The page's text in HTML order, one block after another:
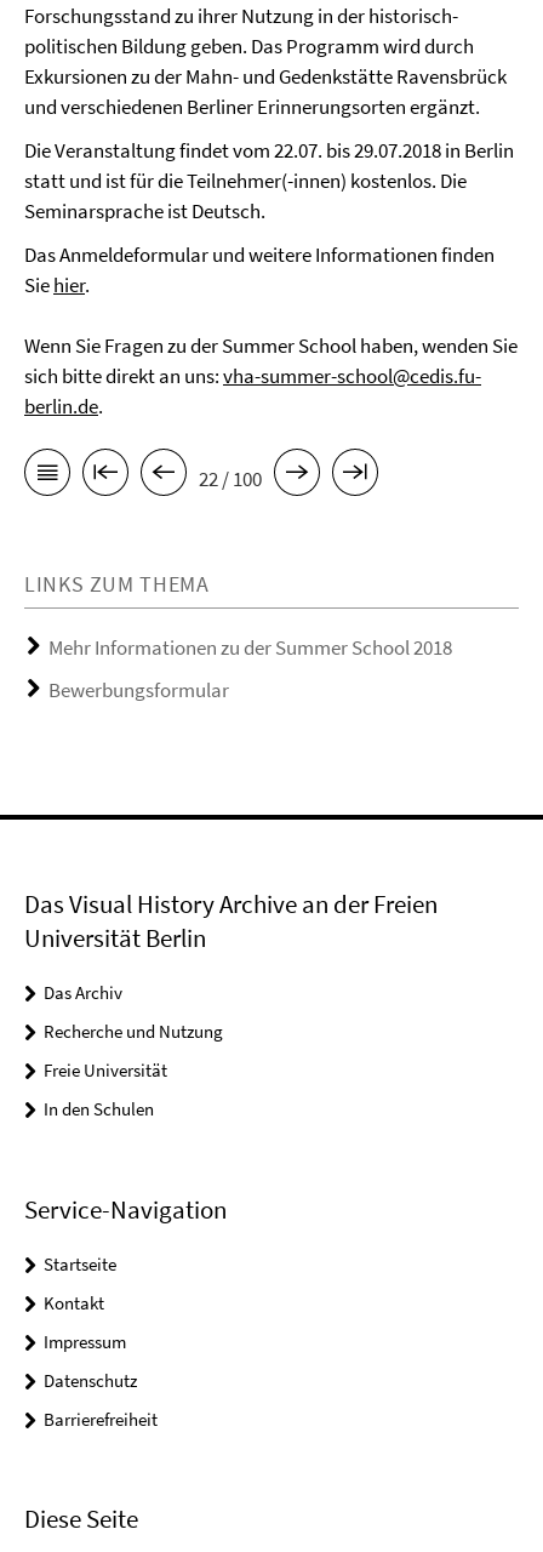
Forschungsstand zu ihrer Nutzung in der historisch-
politischen Bildung geben. Das Programm wird durch
Exkursionen zu der Mahn- und Gedenkstätte Ravensbrück
und verschiedenen Berliner Erinnerungsorten ergänzt.
Die Veranstaltung findet vom 22.07. bis 29.07.2018 in Berlin
statt und ist für die Teilnehmer(-innen) kostenlos. Die
Seminarsprache ist Deutsch.
Das Anmeldeformular und weitere Informationen finden
Siehier.
Wenn Sie Fragen zu der Summer School haben, wenden Sie
sich bitte direkt an uns:vha-summer-school@cedis.fu-
berlin.de.
22 / 100
LINKS ZUM THEMA
Mehr Informationen zu der Summer School 2018
Bewerbungsformular
Das Visual History Archive an der Freien
Universität Berlin
Das Archiv
Recherche und Nutzung
Freie Universität
In den Schulen
Service-Navigation
Startseite
Kontakt
Impressum
Datenschutz
Barrierefreiheit
Diese Seite